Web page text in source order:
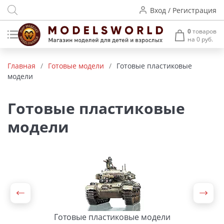
Вход / Регистрация
0товаров
на 0 руб.
Деревянные модели
Аккумуляторы и зарядные
устройства
Пластиковые модели
Архитектурные макеты
Главная / Готовые модели / Готовые пластиковые
модели
Готовые пластиковые
модели
Готовые пластиковые модели